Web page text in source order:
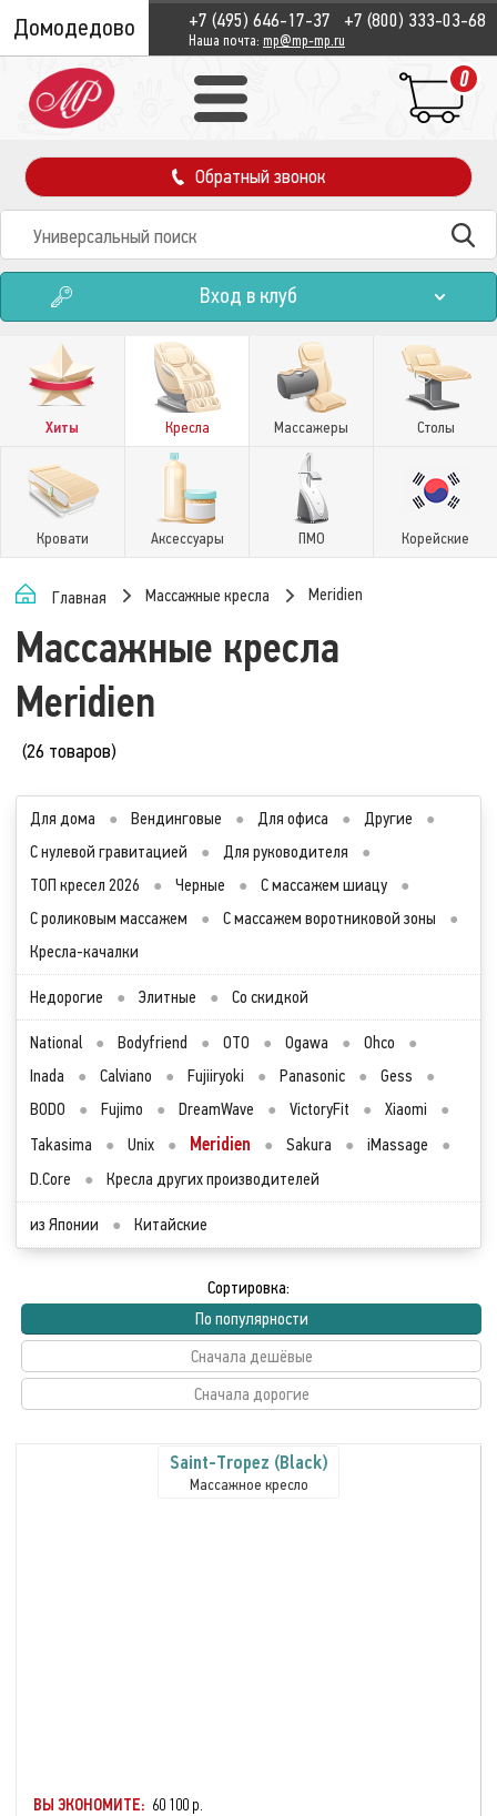
Домодедово +7 (495) 646-17-37 +7 (800) 333-03-68
Наша почта: mp@mp-mp.ru
0
Обратный звонок
Вход в клуб
Хиты Кресла Массажеры Столы
Кровати Аксессуары ПМО Корейские
Главная Массажные кресла Meridien
Массажные кресла
Meridien
(26 товаров)
Для дома ● Вендинговые ● Для офиса ● Другие
●
С нулевой гравитацией
● Для руководителя
●
ТОП кресел 2026
● Черные ● С массажем шиацу
●
С роликовым массажем
● С массажем воротниковой зоны
●
Кресла-качалки
Недорогие ● Элитные ● Со скидкой
National ● Bodyfriend ● OTO ● Ogawa ● Ohco
●
Inada
● Calviano ● Fujiiryoki ● Panasonic ● Gess
●
BODO
● Fujimo ● DreamWave ● VictoryFit ● Xiaomi
●
Takasima
● Unix ● Meridien ● Sakura ● iMassage
●
D.Core
● Кресла других производителей
из Японии ● Китайские
Сортировка:
По популярности
Сначала дешёвые
Сначала дорогие
Saint-Tropez (Black)
Массажное кресло
ВЫ ЭКОНОМИТЕ: 60 100 р.